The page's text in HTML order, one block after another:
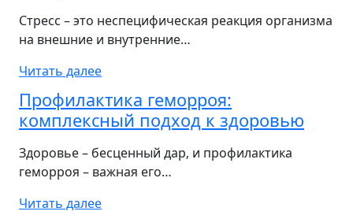
Стресс – это неспецифическая реакция организма
на внешние и внутренние…
Читать далее
Профилактика геморроя:
комплексный подход к здоровью
Здоровье – бесценный дар‚ и профилактика
геморроя – важная его…
Читать далее